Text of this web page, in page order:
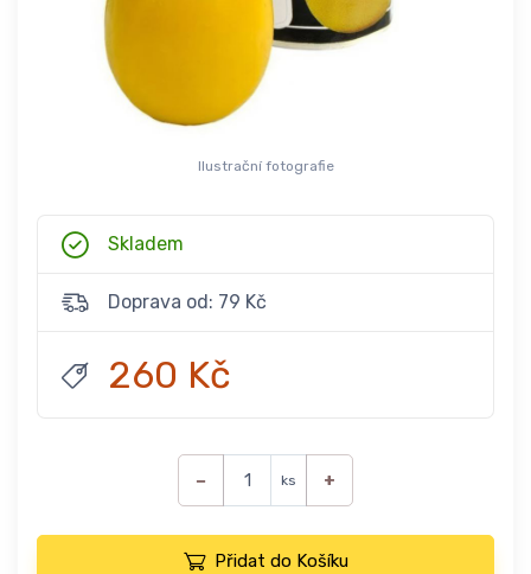
Ilustrační fotografie
Skladem
Doprava od: 79 Kč
260 Kč
− ks +
Přidat do Košíku